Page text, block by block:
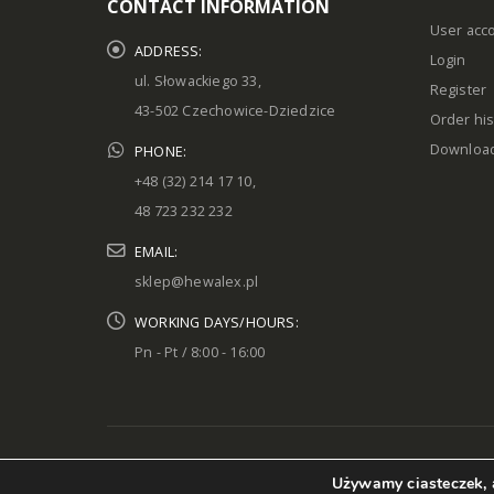
CONTACT INFORMATION
ADDRESS:
ul. Słowackiego 33,
43-502 Czechowice-Dziedzice
PHONE:
+48 (32) 214 17 10,
48 723 232 232
EMAIL:
sklep@hewalex.pl
WORKING DAYS/HOURS:
Pn - Pt / 8:00 - 16:00
User
Login
Register
Order
© Hewalex 2023. Wszystkie prawa zastrzeżone
Używamy